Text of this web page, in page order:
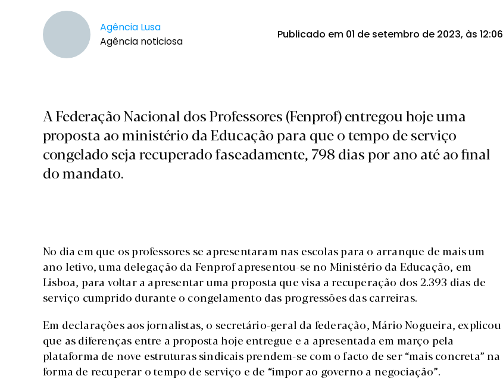
Agência Lusa
Agência noticiosa
Publicado em 01 de setembro de 2023, às 12:06
A Federação Nacional dos Professores (Fenprof) entregou hoje uma
proposta ao ministério da Educação para que o tempo de serviço
congelado seja recuperado faseadamente, 798 dias por ano até ao final
do mandato.
No dia em que os professores se apresentaram nas escolas para o arranque de mais um
ano letivo, uma delegação da Fenprof apresentou-se no Ministério da Educação, em
Lisboa, para voltar a apresentar uma proposta que visa a recuperação dos 2.393 dias de
serviço cumprido durante o congelamento das progressões das carreiras.
Em declarações aos jornalistas, o secretário-geral da federação, Mário Nogueira, explicou
que as diferenças entre a proposta hoje entregue e a apresentada em março pela
plataforma de nove estruturas sindicais prendem-se com o facto de ser “mais concreta” na
forma de recuperar o tempo de serviço e de “impor ao governo a negociação”.